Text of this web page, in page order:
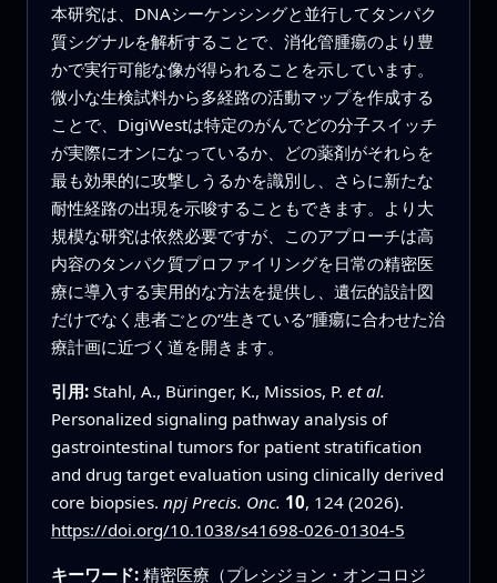
本研究は、DNAシーケンシングと並行してタンパク
質シグナルを解析することで、消化管腫瘍のより豊
かで実行可能な像が得られることを示しています。
微小な生検試料から多経路の活動マップを作成する
ことで、DigiWestは特定のがんでどの分子スイッチ
が実際にオンになっているか、どの薬剤がそれらを
最も効果的に攻撃しうるかを識別し、さらに新たな
耐性経路の出現を示唆することもできます。より大
規模な研究は依然必要ですが、このアプローチは高
内容のタンパク質プロファイリングを日常の精密医
療に導入する実用的な方法を提供し、遺伝的設計図
だけでなく患者ごとの“生きている”腫瘍に合わせた治
療計画に近づく道を開きます。
引用: Stahl, A., Büringer, K., Missios, P. et al.
Personalized signaling pathway analysis of
gastrointestinal tumors for patient stratification
and drug target evaluation using clinically derived
core biopsies. npj Precis. Onc. 10, 124 (2026).
https://doi.org/10.1038/s41698-026-01304-5
キーワード: 精密医療（プレシジョン・オンコロジ